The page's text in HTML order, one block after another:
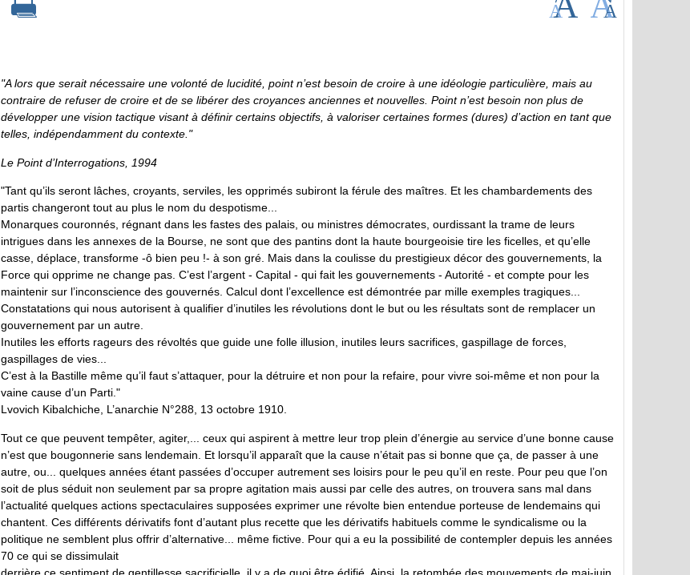
"A lors que serait nécessaire une volonté de lucidité, point n’est besoin de croire à une idéologie particulière, mais au
contraire de refuser de croire et de se libérer des croyances anciennes et nouvelles. Point n’est besoin non plus de
développer une vision tactique visant à définir certains objectifs, à valoriser certaines formes (dures) d’action en tant que
telles, indépendamment du contexte."
Le Point d’Interrogations, 1994
"Tant qu’ils seront lâches, croyants, serviles, les opprimés subiront la férule des maîtres. Et les chambardements des
partis changeront tout au plus le nom du despotisme...
Monarques couronnés, régnant dans les fastes des palais, ou ministres démocrates, ourdissant la trame de leurs
intrigues dans les annexes de la Bourse, ne sont que des pantins dont la haute bourgeoisie tire les ficelles, et qu’elle
casse, déplace, transforme -ô bien peu !- à son gré. Mais dans la coulisse du prestigieux décor des gouvernements, la
Force qui opprime ne change pas. C’est l’argent - Capital - qui fait les gouvernements - Autorité - et compte pour les
maintenir sur l’inconscience des gouvernés. Calcul dont l’excellence est démontrée par mille exemples tragiques...
Constatations qui nous autorisent à qualifier d’inutiles les révolutions dont le but ou les résultats sont de remplacer un
gouvernement par un autre.
Inutiles les efforts rageurs des révoltés que guide une folle illusion, inutiles leurs sacrifices, gaspillage de forces,
gaspillages de vies...
C’est à la Bastille même qu’il faut s’attaquer, pour la détruire et non pour la refaire, pour vivre soi-même et non pour la
vaine cause d’un Parti."
Lvovich Kibalchiche, L’anarchie N°288, 13 octobre 1910.
Tout ce que peuvent tempêter, agiter,... ceux qui aspirent à mettre leur trop plein d’énergie au service d’une bonne cause
n’est que bougonnerie sans lendemain. Et lorsqu’il apparaît que la cause n’était pas si bonne que ça, de passer à une
autre, ou... quelques années étant passées d’occuper autrement ses loisirs pour le peu qu’il en reste. Pour peu que l’on
soit de plus séduit non seulement par sa propre agitation mais aussi par celle des autres, on trouvera sans mal dans
l’actualité quelques actions spectaculaires supposées exprimer une révolte bien entendue porteuse de lendemains qui
chantent. Ces différents dérivatifs font d’autant plus recette que les dérivatifs habituels comme le syndicalisme ou la
politique ne semblent plus offrir d’alternative... même fictive. Pour qui a eu la possibilité de contempler depuis les années
70 ce qui se dissimulait
derrière ce sentiment de gentillesse sacrificielle, il y a de quoi être édifié. Ainsi, la retombée des mouvements de mai-juin